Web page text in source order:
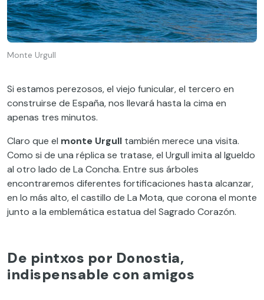
Monte Urgull
Si estamos perezosos, el viejo funicular, el tercero en
construirse de España, nos llevará hasta la cima en
apenas tres minutos.
Claro que el monte Urgull también merece una visita.
Como si de una réplica se tratase, el Urgull imita al Igueldo
al otro lado de La Concha. Entre sus árboles
encontraremos diferentes fortificaciones hasta alcanzar,
en lo más alto, el castillo de La Mota, que corona el monte
junto a la emblemática estatua del Sagrado Corazón.
De pintxos por Donostia,
indispensable con amigos